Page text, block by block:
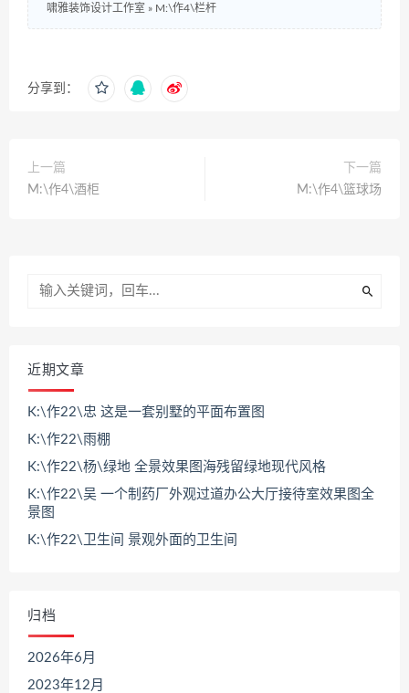
啸雅装饰设计工作室 » M:\作4\栏杆
分享到：
上一篇
M:\作4\酒柜
下一篇
M:\作4\篮球场
近期文章
K:\作22\忠 这是一套别墅的平面布置图
K:\作22\雨棚
K:\作22\杨\绿地 全景效果图海残留绿地现代风格
K:\作22\吴 一个制药厂外观过道办公大厅接待室效果图全
景图
K:\作22\卫生间 景观外面的卫生间
归档
2026年6月
2023年12月